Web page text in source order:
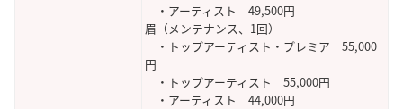
・アーティスト 49,500円
眉（メンテナンス、1回）
・トップアーティスト・プレミア 55,000
円
・トップアーティスト 55,000円
・アーティスト 44,000円